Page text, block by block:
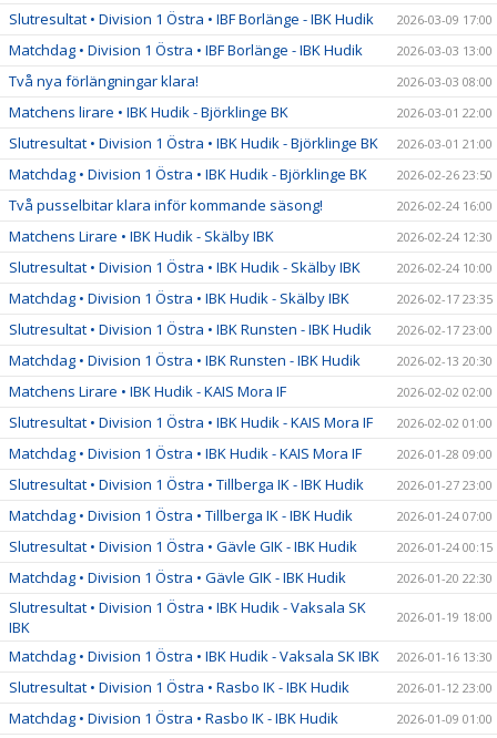
Slutresultat • Division 1 Östra • IBF Borlänge - IBK Hudik 2026-03-09 17:00
Matchdag • Division 1 Östra • IBF Borlänge - IBK Hudik 2026-03-03 13:00
Två nya förlängningar klara! 2026-03-03 08:00
Matchens lirare • IBK Hudik - Björklinge BK 2026-03-01 22:00
Slutresultat • Division 1 Östra • IBK Hudik - Björklinge BK 2026-03-01 21:00
Matchdag • Division 1 Östra • IBK Hudik - Björklinge BK 2026-02-26 23:50
Två pusselbitar klara inför kommande säsong! 2026-02-24 16:00
Matchens Lirare • IBK Hudik - Skälby IBK 2026-02-24 12:30
Slutresultat • Division 1 Östra • IBK Hudik - Skälby IBK 2026-02-24 10:00
Matchdag • Division 1 Östra • IBK Hudik - Skälby IBK 2026-02-17 23:35
Slutresultat • Division 1 Östra • IBK Runsten - IBK Hudik 2026-02-17 23:00
Matchdag • Division 1 Östra • IBK Runsten - IBK Hudik 2026-02-13 20:30
Matchens Lirare • IBK Hudik - KAIS Mora IF 2026-02-02 02:00
Slutresultat • Division 1 Östra • IBK Hudik - KAIS Mora IF 2026-02-02 01:00
Matchdag • Division 1 Östra • IBK Hudik - KAIS Mora IF 2026-01-28 09:00
Slutresultat • Division 1 Östra • Tillberga IK - IBK Hudik 2026-01-27 23:00
Matchdag • Division 1 Östra • Tillberga IK - IBK Hudik 2026-01-24 07:00
Slutresultat • Division 1 Östra • Gävle GIK - IBK Hudik 2026-01-24 00:15
Matchdag • Division 1 Östra • Gävle GIK - IBK Hudik 2026-01-20 22:30
Slutresultat • Division 1 Östra • IBK Hudik - Vaksala SK
IBK
2026-01-19 18:00
Matchdag • Division 1 Östra • IBK Hudik - Vaksala SK IBK 2026-01-16 13:30
Slutresultat • Division 1 Östra • Rasbo IK - IBK Hudik 2026-01-12 23:00
Matchdag • Division 1 Östra • Rasbo IK - IBK Hudik 2026-01-09 01:00